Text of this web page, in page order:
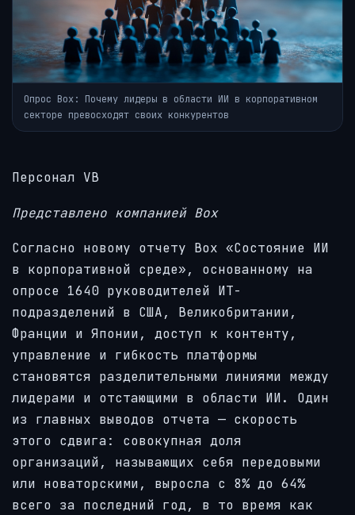
Опрос Box: Почему лидеры в области ИИ в корпоративном
секторе превосходят своих конкурентов
Персонал VB
Представлено компанией Box
Согласно новому отчету Box «Состояние ИИ
в корпоративной среде», основанному на
опросе 1640 руководителей ИТ-
подразделений в США, Великобритании,
Франции и Японии, доступ к контенту,
управление и гибкость платформы
становятся разделительными линиями между
лидерами и отстающими в области ИИ. Один
из главных выводов отчета — скорость
этого сдвига: совокупная доля
организаций, называющих себя передовыми
или новаторскими, выросла с 8% до 64%
всего за последний год, в то время как